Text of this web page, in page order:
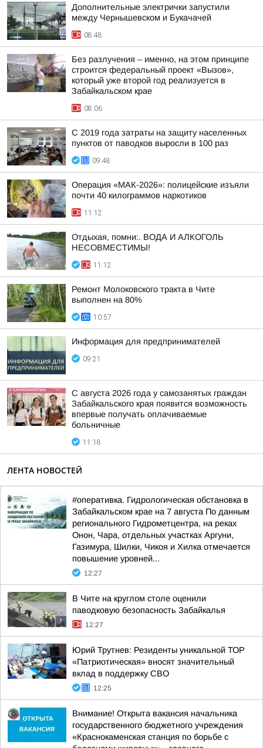
Дополнительные электрички запустили
между Чернышевском и Букачачей
08:48
Без разлучения – именно, на этом принципе
строится федеральный проект «Вызов»,
который уже второй год реализуется в
Забайкальском крае
08:06
С 2019 года затраты на защиту населенных
пунктов от паводков выросли в 100 раз
09:48
Операция «МАК-2026»: полицейские изъяли
почти 40 килограммов наркотиков
11:12
Отдыхая, помни:. ВОДА И АЛКОГОЛЬ
НЕСОВМЕСТИМЫ!
11:12
Ремонт Молоковского тракта в Чите
выполнен на 80%
10:57
Информация для предпринимателей
09:21
С августа 2026 года у самозанятых граждан
Забайкальского края появится возможность
впервые получать оплачиваемые
больничные
11:18
ЛЕНТА НОВОСТЕЙ
#оперативка. Гидрологическая обстановка в
Забайкальском крае на 7 августа По данным
регионального Гидрометцентра, на реках
Онон, Чара, отдельных участках Аргуни,
Газимура, Шилки, Чикоя и Хилка отмечается
повышение уровней...
12:27
В Чите на круглом столе оценили
паводковую безопасность Забайкалья
12:27
Юрий Трутнев: Резиденты уникальной ТОР
«Патриотическая» вносят значительный
вклад в поддержку СВО
12:25
Внимание! Открыта вакансия начальника
государственного бюджетного учреждения
«Краснокаменская станция по борьбе с